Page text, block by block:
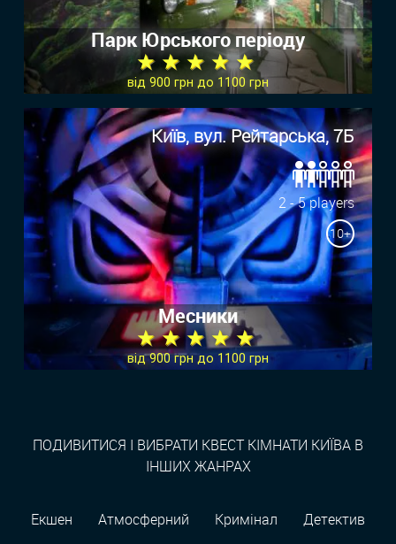
Парк Юрського періоду
★ ★ ★ ★ ★
від 900 грн до 1100 грн
Київ, вул. Рейтарська, 7Б
2 - 5 players
10+
Месники
★ ★ ★ ★ ★
від 900 грн до 1100 грн
ПОДИВИТИСЯ І ВИБРАТИ КВЕСТ КІМНАТИ КИЇВА В
ІНШИХ ЖАНРАХ
Екшен Атмосферний Кримінал Детектив